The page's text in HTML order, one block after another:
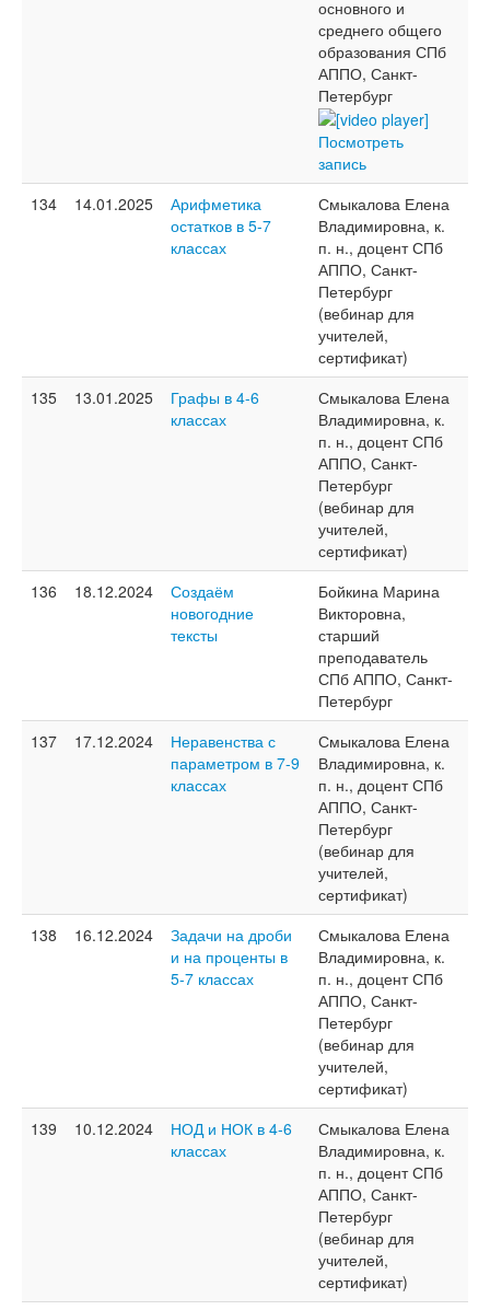
основного и
среднего общего
образования СПб
АППО, Санкт-
Петербург
Посмотреть
запись
134
14.01.2025
Арифметика
остатков в 5-7
классах
Смыкалова Елена
Владимировна, к.
п. н., доцент СПб
АППО, Санкт-
Петербург
(вебинар для
учителей,
сертификат)
135
13.01.2025
Графы в 4-6
классах
Смыкалова Елена
Владимировна, к.
п. н., доцент СПб
АППО, Санкт-
Петербург
(вебинар для
учителей,
сертификат)
136
18.12.2024
Создаём
новогодние
тексты
Бойкина Марина
Викторовна,
старший
преподаватель
СПб АППО, Санкт-
Петербург
137
17.12.2024
Неравенства с
параметром в 7-9
классах
Смыкалова Елена
Владимировна, к.
п. н., доцент СПб
АППО, Санкт-
Петербург
(вебинар для
учителей,
сертификат)
138
16.12.2024
Задачи на дроби
и на проценты в
5-7 классах
Смыкалова Елена
Владимировна, к.
п. н., доцент СПб
АППО, Санкт-
Петербург
(вебинар для
учителей,
сертификат)
139
10.12.2024
НОД и НОК в 4-6
классах
Смыкалова Елена
Владимировна, к.
п. н., доцент СПб
АППО, Санкт-
Петербург
(вебинар для
учителей,
сертификат)